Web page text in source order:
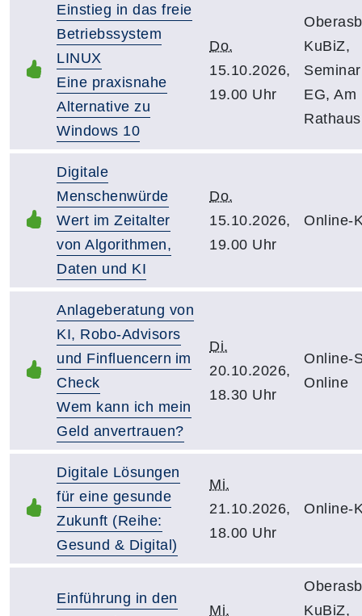
Einstieg in das freie
Betriebssystem
LINUX
Eine praxisnahe
Alternative zu
Windows 10
Do.
15.10.2026,
19.00 Uhr
KuBiZ,
EG, Am
Digitale
Menschenwürde
Wert im Zeitalter
von Algorithmen,
Daten und KI
Do.
15.10.2026,
19.00 Uhr
Online-
Anlageberatung von
KI, Robo-Advisors
und Finfluencern im
Check
Wem kann ich mein
Geld anvertrauen?
Di.
20.10.2026,
18.30 Uhr
Online-
Online
Digitale Lösungen
für eine gesunde
Zukunft (Reihe:
Gesund & Digital)
Mi.
21.10.2026,
18.00 Uhr
Online-
Einführung in den
Mi.
KuBiZ,